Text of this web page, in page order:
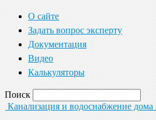
О сайте
Задать вопрос эксперту
Документация
Видео
Калькуляторы
Поиск
Канализация и водоснабжение дома